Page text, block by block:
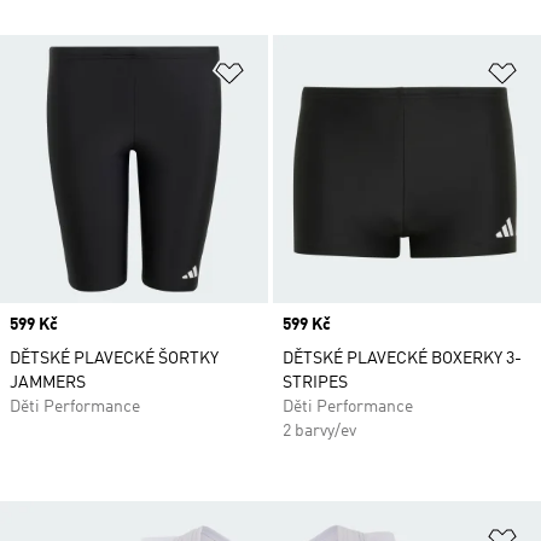
Price
599 Kč
DĚTSKÉ PLAVECKÉ ŠORTKY
JAMMERS
Děti Performance
Price
599 Kč
DĚTSKÉ PLAVECKÉ BOXERKY 3-
STRIPES
Děti Performance
2 barvy/ev